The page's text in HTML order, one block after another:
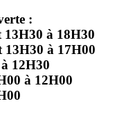
:
à 18H30
13H30 à 17H00
12H30
à 12H00